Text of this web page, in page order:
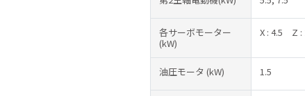
各サーボモーター
(kW)
X : 4.5 Z :
油圧モータ (kW) 1.5